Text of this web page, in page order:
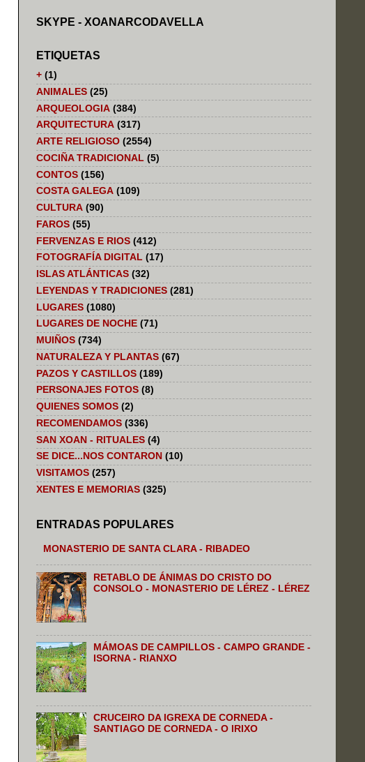
SKYPE - XOANARCODAVELLA
ETIQUETAS
+ (1)
ANIMALES (25)
ARQUEOLOGIA (384)
ARQUITECTURA (317)
ARTE RELIGIOSO (2554)
COCIÑA TRADICIONAL (5)
CONTOS (156)
COSTA GALEGA (109)
CULTURA (90)
FAROS (55)
FERVENZAS E RIOS (412)
FOTOGRAFÍA DIGITAL (17)
ISLAS ATLÁNTICAS (32)
LEYENDAS Y TRADICIONES (281)
LUGARES (1080)
LUGARES DE NOCHE (71)
MUIÑOS (734)
NATURALEZA Y PLANTAS (67)
PAZOS Y CASTILLOS (189)
PERSONAJES FOTOS (8)
QUIENES SOMOS (2)
RECOMENDAMOS (336)
SAN XOAN - RITUALES (4)
SE DICE...NOS CONTARON (10)
VISITAMOS (257)
XENTES E MEMORIAS (325)
ENTRADAS POPULARES
MONASTERIO DE SANTA CLARA - RIBADEO
RETABLO DE ÁNIMAS DO CRISTO DO
CONSOLO - MONASTERIO DE LÉREZ - LÉREZ
MÁMOAS DE CAMPILLOS - CAMPO GRANDE -
ISORNA - RIANXO
CRUCEIRO DA IGREXA DE CORNEDA -
SANTIAGO DE CORNEDA - O IRIXO